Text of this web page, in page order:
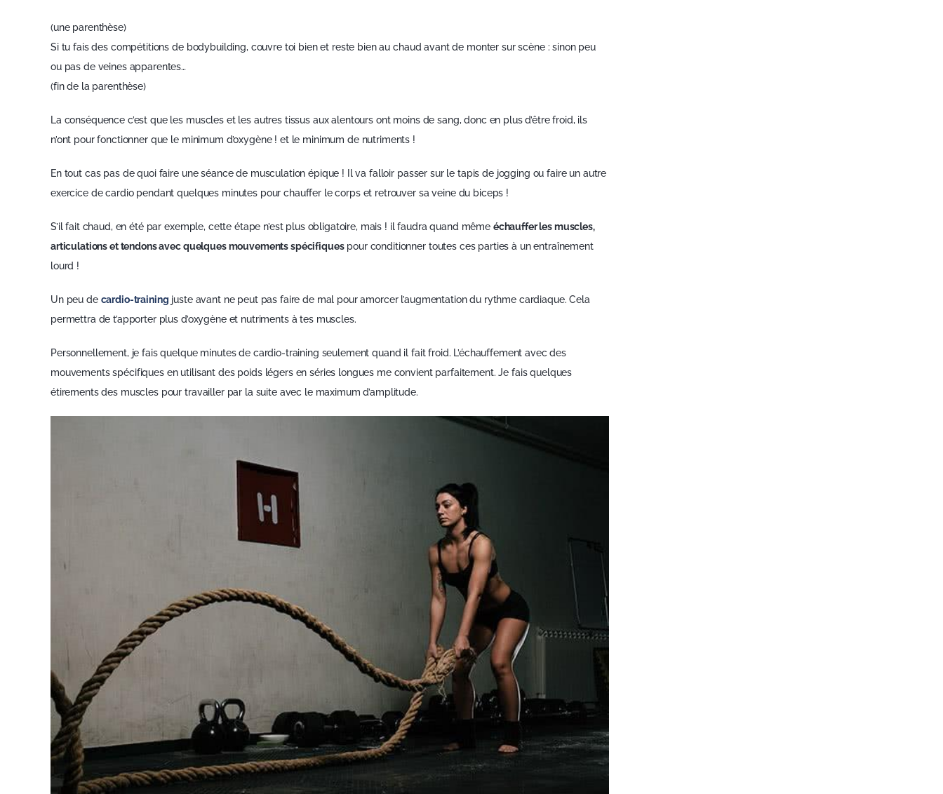
(une parenthèse)
Si tu fais des compétitions de bodybuilding, couvre toi bien et reste bien au chaud avant de monter sur scène : sinon peu
ou pas de veines apparentes…
(fin de la parenthèse)
La conséquence c’est que les muscles et les autres tissus aux alentours ont moins de sang, donc en plus d’être froid, ils
n’ont pour fonctionner que le minimum d’oxygène ! et le minimum de nutriments !
En tout cas pas de quoi faire une séance de musculation épique ! Il va falloir passer sur le tapis de jogging ou faire un autre
exercice de cardio pendant quelques minutes pour chauffer le corps et retrouver sa veine du biceps !
S’il fait chaud, en été par exemple, cette étape n’est plus obligatoire, mais ! il faudra quand même échauffer les muscles,
articulations et tendons avec quelques mouvements spécifiquespour conditionner toutes ces parties à un entraînement
lourd !
Un peu de cardio-training juste avant ne peut pas faire de mal pour amorcer l’augmentation du rythme cardiaque. Cela
permettra de t’apporter plus d’oxygène et nutriments à tes muscles.
Personnellement, je fais quelque minutes de cardio-training seulement quand il fait froid. L’échauffement avec des
mouvements spécifiques en utilisant des poids légers en séries longues me convient parfaitement. Je fais quelques
étirements des muscles pour travailler par la suite avec le maximum d’amplitude.